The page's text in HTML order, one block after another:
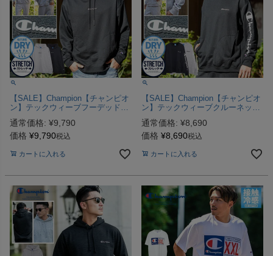
【SALE】Champion【チャンピオ
ン】テックウィーブフーデッド長
ット
通常価格: ¥9,790
価格 ¥9,790税込
カートに入れる
【SALE】Champion【チャンピオ
ン】テックウィーブクルーネック
ェット
通常価格: ¥8,690
価格 ¥8,690税込
カートに入れる